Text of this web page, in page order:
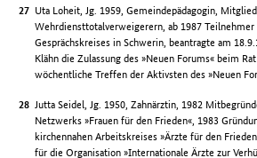
Uta Loheit, Jg. 1959, Gemeindepädagogin,
Wehrdiensttotalverweigerern, ab 1987
Gesprächskreises in Schwerin, beantragte am
Klähn die Zulassung des »Neuen Forums« beim
wöchentliche Treffen der Aktivsten des »Neuen
Jutta Seidel, Jg. 1950, Zahnärztin, 1982
Netzwerks »Frauen für den Frieden«, 1983
kirchennahen Arbeitskreises »Ärzte für den
für die Organisation »Internationale Ärzte zur